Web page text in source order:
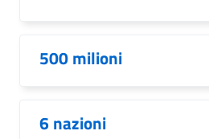
500 milioni
6 nazioni